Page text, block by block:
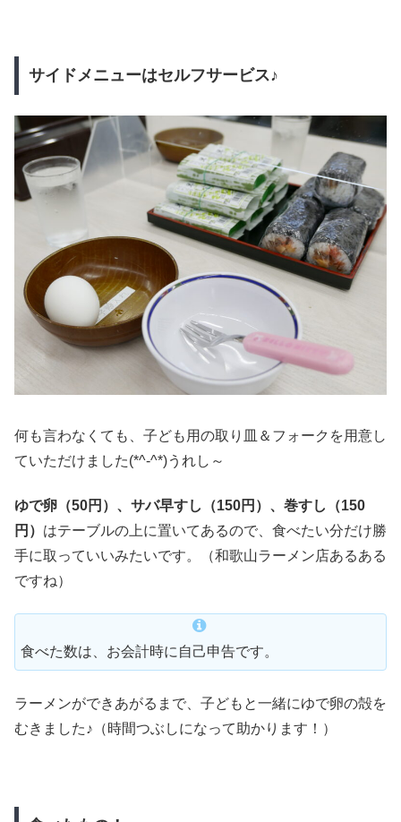
サイドメニューはセルフサービス♪
何も言わなくても、子ども用の取り皿＆フォークを用意し
ていただけました(*^-^*)うれし～
ゆで卵（50円）、サバ早すし（150円）、巻すし（150
円） はテーブルの上に置いてあるので、食べたい分だけ勝
手に取っていいみたいです。（和歌山ラーメン店あるある
ですね）
食べた数は、お会計時に自己申告です。
ラーメンができあがるまで、子どもと一緒にゆで卵の殻を
むきました♪（時間つぶしになって助かります！）